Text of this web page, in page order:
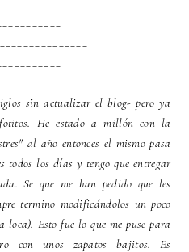
sin actualizar el blog- pero ya
He estado a millón con la
al año entonces el mismo pasa
todos los días y tengo que entregar
Se que me han pedido que les
termino modificándolos un poco
Esto fue lo que me puse para
unos zapatos bajitos. Es